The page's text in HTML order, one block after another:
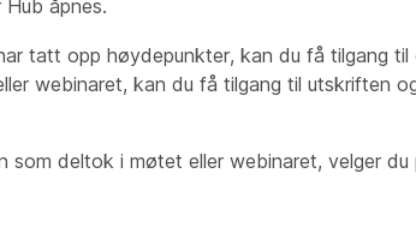
Hub åpnes.
tatt opp høydepunkter, kan du få tilgang til
webinaret, kan du få tilgang til utskriften
som deltok i møtet eller webinaret, velger